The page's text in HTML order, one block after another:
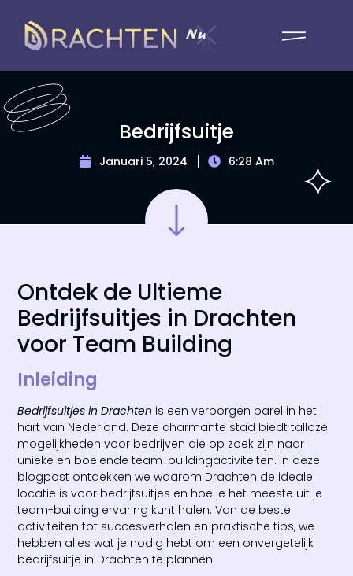
Bedrijfsuitje
Januari 5, 2024 6:28 Am
Ontdek de Ultieme
Bedrijfsuitjes in Drachten
voor Team Building
Inleiding
Bedrijfsuitjes in Drachten is een verborgen parel in het
hart van Nederland. Deze charmante stad biedt talloze
mogelijkheden voor bedrijven die op zoek zijn naar
unieke en boeiende team-buildingactiviteiten. In deze
blogpost ontdekken we waarom Drachten de ideale
locatie is voor bedrijfsuitjes en hoe je het meeste uit je
team-building ervaring kunt halen. Van de beste
activiteiten tot succesverhalen en praktische tips, we
hebben alles wat je nodig hebt om een onvergetelijk
bedrijfsuitje in Drachten te plannen.